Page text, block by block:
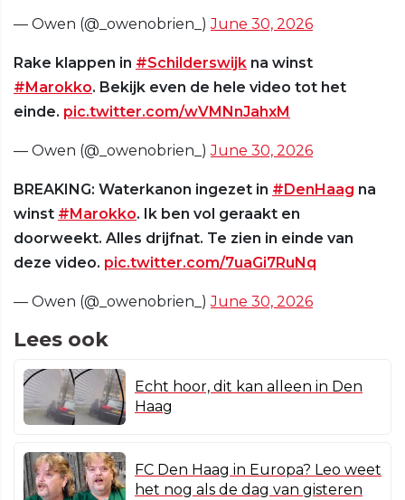
— Owen (@_owenobrien_)June 30, 2026
Rake klappen in #Schilderswijk na winst
#Marokko. Bekijk even de hele video tot het
einde. pic.twitter.com/wVMNnJahxM
— Owen (@_owenobrien_)June 30, 2026
BREAKING: Waterkanon ingezet in #DenHaag na
winst #Marokko. Ik ben vol geraakt en
doorweekt. Alles drijfnat. Te zien in einde van
deze video. pic.twitter.com/7uaGi7RuNq
— Owen (@_owenobrien_)June 30, 2026
Lees ook
Echt hoor, dit kan alleen in Den
Haag
FC Den Haag in Europa? Leo weet
het nog als de dag van gisteren